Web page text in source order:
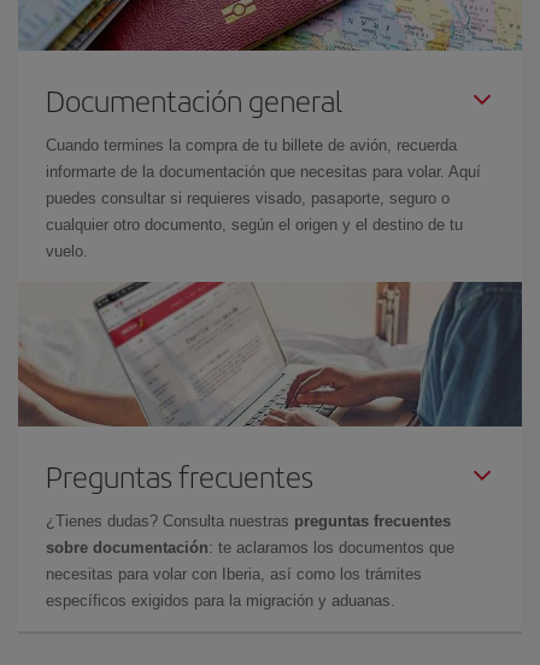
Documentación general
Cuando termines la compra de tu billete de avión, recuerda
informarte de la documentación que necesitas para volar. Aquí
puedes consultar si requieres visado, pasaporte, seguro o
cualquier otro documento, según el origen y el destino de tu
vuelo.
Preguntas frecuentes
¿Tienes dudas? Consulta nuestras preguntas frecuentes
sobre documentación: te aclaramos los documentos que
necesitas para volar con Iberia, así como los trámites
específicos exigidos para la migración y aduanas.